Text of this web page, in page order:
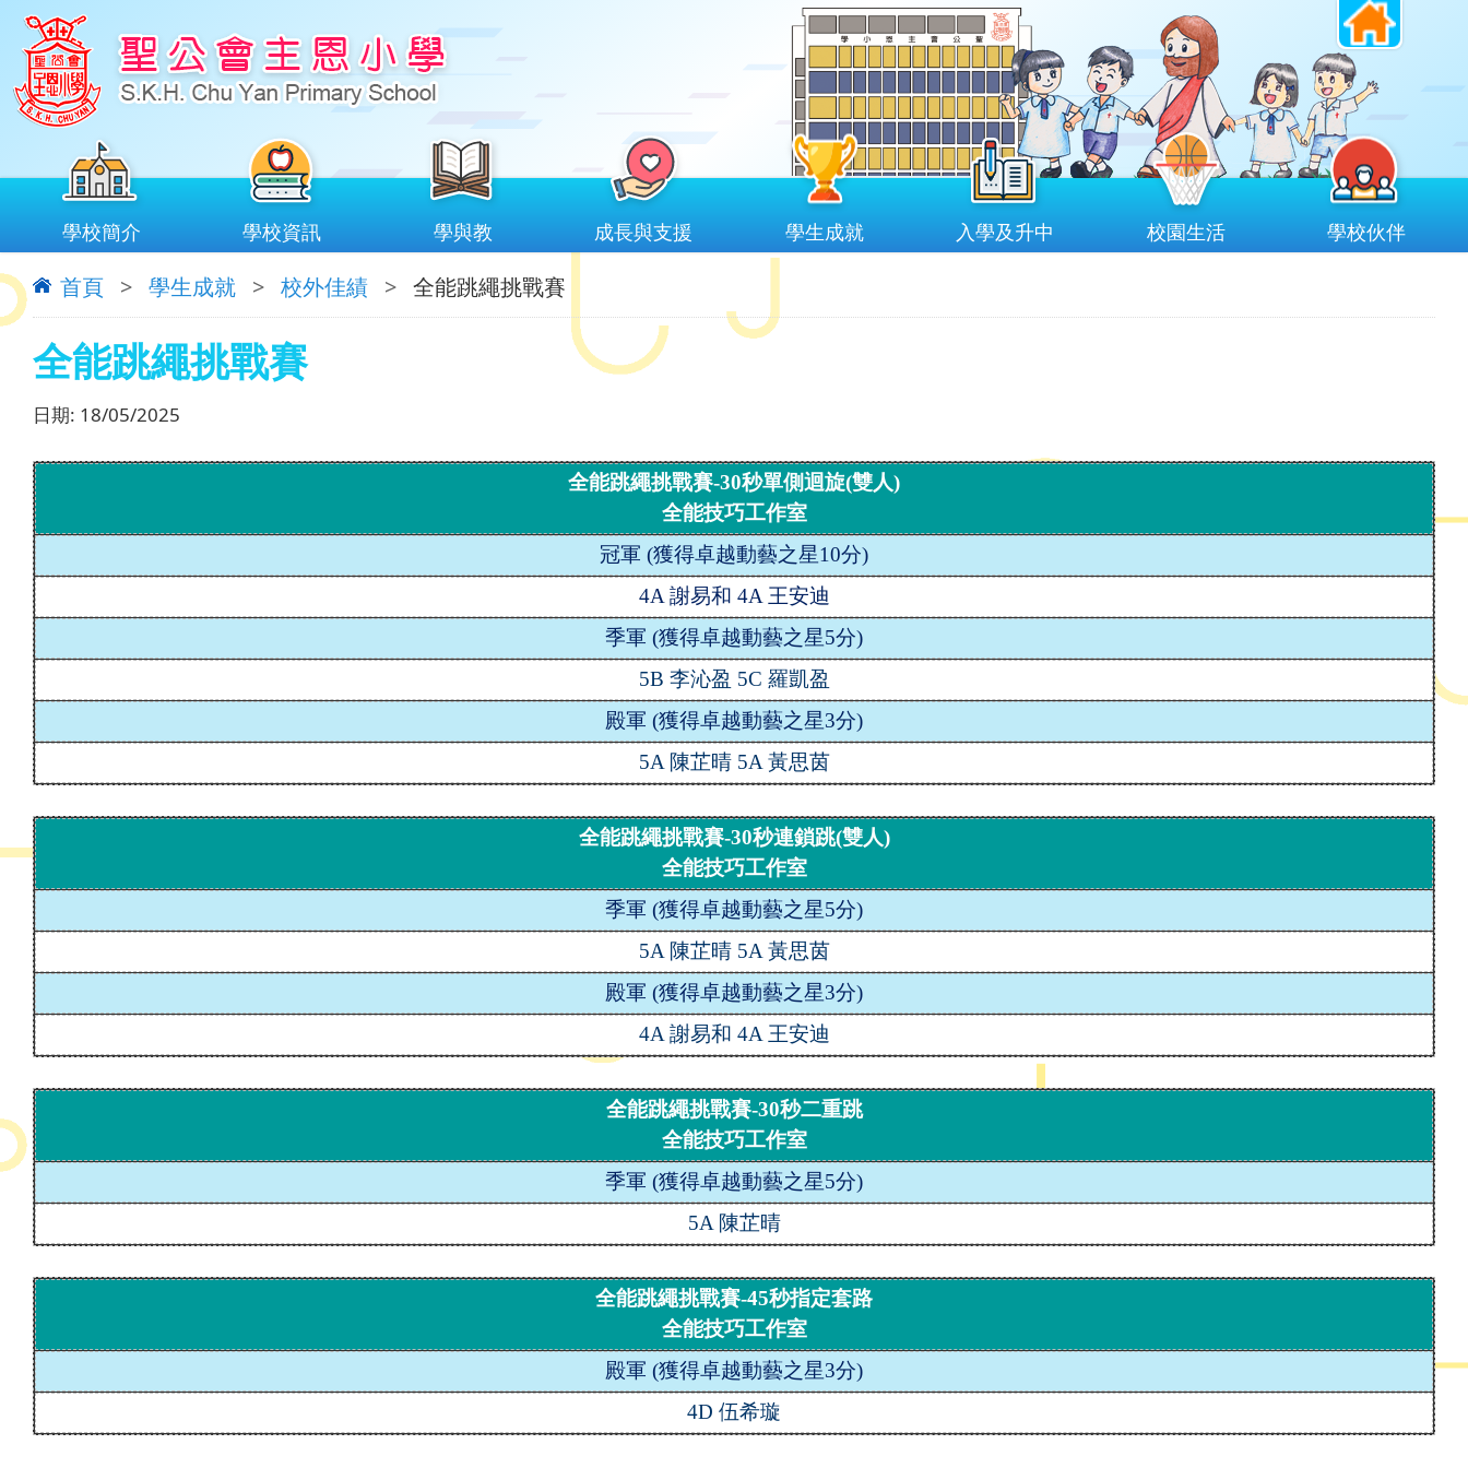
學校簡介 學校資訊 學與教 成長與支援 學生成就 入學及升中 校園生活 學校伙伴
首頁 > 學生成就 > 校外佳績 > 全能跳繩挑戰賽
全能跳繩挑戰賽
日期: 18/05/2025
全能跳繩挑戰賽-30秒單側迴旋(雙人)
全能技巧工作室
冠軍 (獲得卓越動藝之星10分)
4A謝易和 4A王安迪
季軍 (獲得卓越動藝之星5分)
5B 李沁盈 5C 羅凱盈
殿軍 (獲得卓越動藝之星3分)
5A 陳芷晴5A黃思茵
全能跳繩挑戰賽-30秒連鎖跳(雙人)
全能技巧工作室
季軍 (獲得卓越動藝之星5分)
5A 陳芷晴5A黃思茵
殿軍 (獲得卓越動藝之星3分)
4A謝易和 4A王安迪
全能跳繩挑戰賽-30秒二重跳
全能技巧工作室
季軍 (獲得卓越動藝之星5分)
5A 陳芷晴
全能跳繩挑戰賽-45秒指定套路
全能技巧工作室
殿軍 (獲得卓越動藝之星3分)
4D 伍希璇